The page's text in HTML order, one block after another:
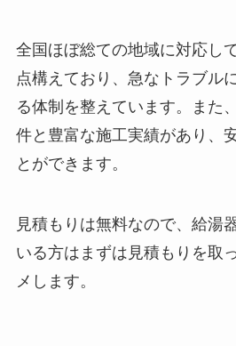
全国ほぼ総ての地域に対応し
点構えており、急なトラブル
る体制を整えています。また
件と豊富な施工実績があり、
とができます。
見積もりは無料なので、給湯
いる方はまずは見積もりを取
メします。